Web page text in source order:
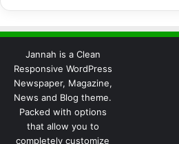
Jannah is a Clean
Responsive WordPress
Newspaper, Magazine,
News and Blog theme.
Packed with options
that allow you to
completely customize